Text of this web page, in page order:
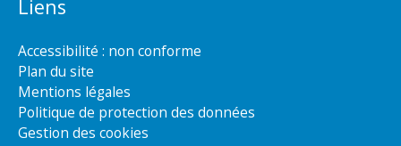
Liens
Accessibilité : non conforme
Plan du site
Mentions légales
Politique de protection des données
Gestion des cookies